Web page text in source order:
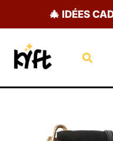
🎄 IDÉES